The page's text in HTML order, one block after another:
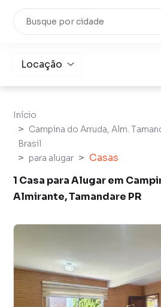
Locação
Início
Campina do Arruda, Alm.
Brasil
para alugar
Casas
1 Casa para Alugar em
Almirante, Tamandare PR